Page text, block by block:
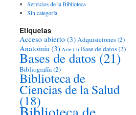
Servicios de la Biblioteca
Sin categoría
Etiquetas
Acceso abierto (3)Adquisiciones(2)
Anatomía (3) Arte (1) Base de datos(2)
Bases de datos (21)
Bibliografía(2)
Biblioteca de
Ciencias de la Salud
(18)